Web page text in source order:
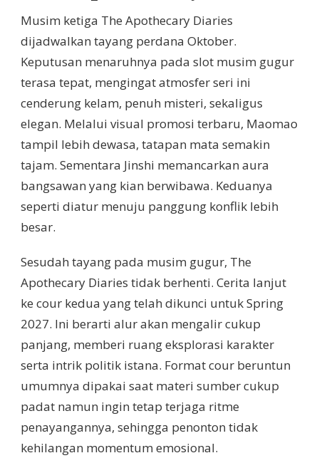
Musim ketiga The Apothecary Diaries
dijadwalkan tayang perdana Oktober.
Keputusan menaruhnya pada slot musim gugur
terasa tepat, mengingat atmosfer seri ini
cenderung kelam, penuh misteri, sekaligus
elegan. Melalui visual promosi terbaru, Maomao
tampil lebih dewasa, tatapan mata semakin
tajam. Sementara Jinshi memancarkan aura
bangsawan yang kian berwibawa. Keduanya
seperti diatur menuju panggung konflik lebih
besar.
Sesudah tayang pada musim gugur, The
Apothecary Diaries tidak berhenti. Cerita lanjut
ke cour kedua yang telah dikunci untuk Spring
2027. Ini berarti alur akan mengalir cukup
panjang, memberi ruang eksplorasi karakter
serta intrik politik istana. Format cour beruntun
umumnya dipakai saat materi sumber cukup
padat namun ingin tetap terjaga ritme
penayangannya, sehingga penonton tidak
kehilangan momentum emosional.